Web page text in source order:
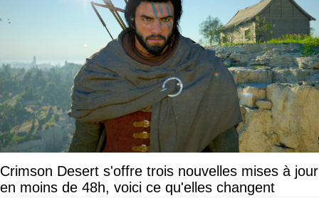
Crimson Desert s'offre trois nouvelles mises à jour
en moins de 48h, voici ce qu'elles changent